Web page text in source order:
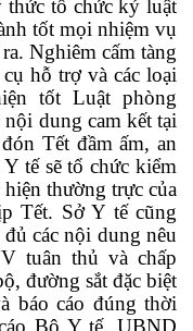
thức tổ chức kỷ luật
tốt mọi nhiệm vụ
Nghiêm cấm tàng
hỗ trợ và các loại
tốt Luật phòng
nội dung cam kết tại
Tết đầm ấm, an
tế sẽ tổ chức kiểm
thường trực của
Tết. Sở Y tế cũng
các nội dung nêu
tuân thủ và chấp
đường sắt đặc biệt
báo cáo đúng thời
Bộ Y tế, UBND